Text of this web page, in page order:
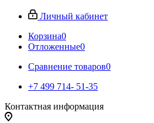
Личный кабинет
Корзина0
Отложенные0
Сравнение товаров0
+7 499 714- 51-35
Контактная информация